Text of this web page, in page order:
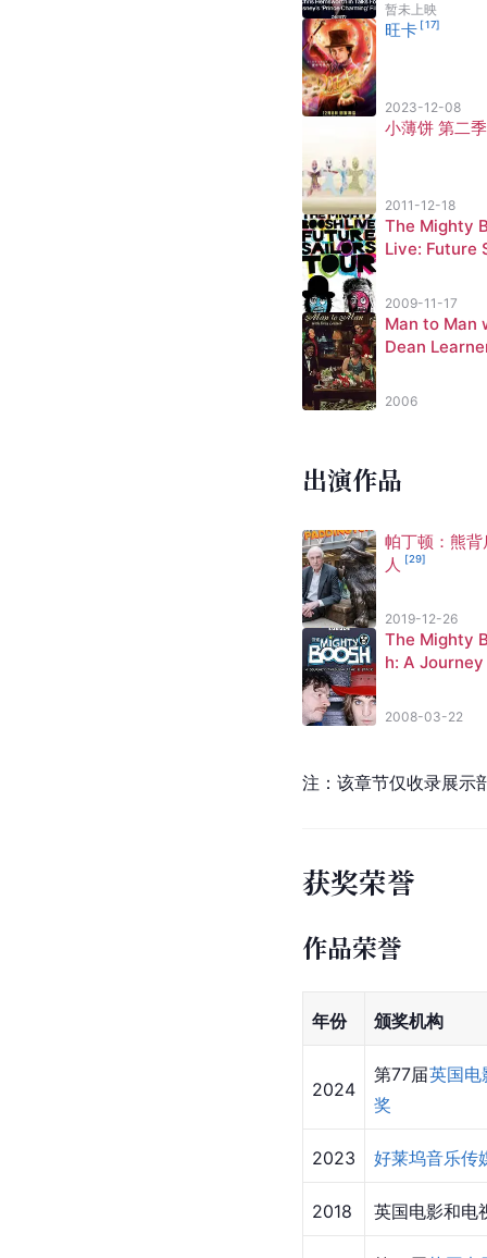
暂未上映
旺卡 [17]
2023-12-08
小薄饼 第二季
2011-12-18
The Mighty
Live: Future
2009-11-17
Man to Man
Dean
2006
出演作品
帕丁顿：熊背
人 [29]
2019-12-26
The Mighty
h: A
pace
2008-03-22
注：该章节仅收录展示
获奖荣誉
作品荣誉
年份 颁奖机构
2024
第77届英国电
奖
2023 好莱坞音乐传
2018 英国电影和电